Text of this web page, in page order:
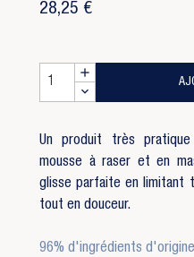
28,25 €
Un produit très
mousse à raser et en
glisse parfaite en limitant
tout en douceur.
96% d'ingrédients